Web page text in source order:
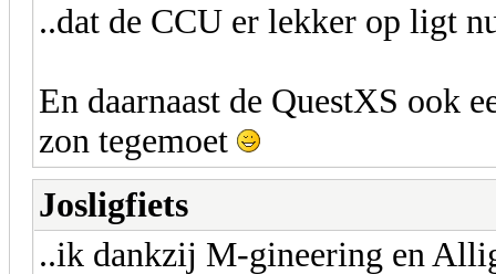
..dat de CCU er lekker op ligt
En daarnaast de QuestXS ook
zon tegemoet
Josligfiets
..ik dankzij M-gineering en